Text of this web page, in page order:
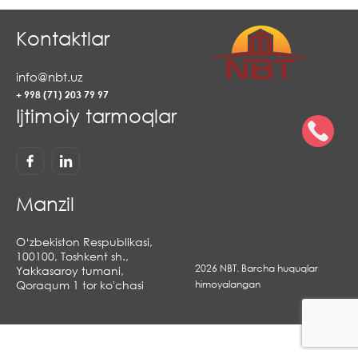
Kontaktlar
info@nbt.uz
+ 998 (71) 203 79 97
Ijtimoiy tarmoqlar
Manzil
O‘zbekiston Respublikasi,
100100, Toshkent sh.,
Yakkasaroy tumani,
Qoraqum 1 tor ko'chasi
2026 NBT. Barcha huquqlar
himoyalangan